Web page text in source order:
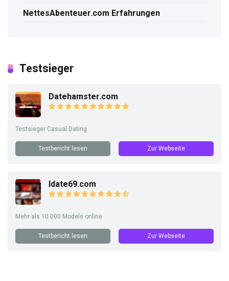
NettesAbenteuer.com Erfahrungen
Testsieger
Datehamster.com
Testsieger Casual Dating
Testbericht lesen Zur Webseite
Idate69.com
Mehr als 10.000 Models online
Testbericht lesen Zur Webseite